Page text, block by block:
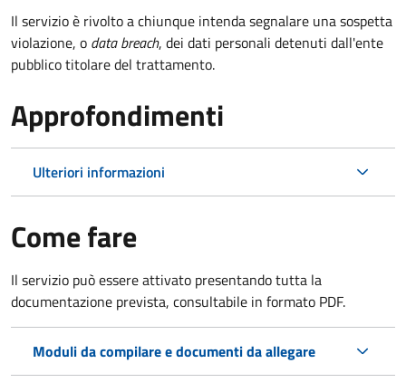
Il servizio è rivolto a chiunque intenda segnalare una sospetta
violazione, o data breach, dei dati personali detenuti dall'ente
pubblico titolare del trattamento.
Approfondimenti
Ulteriori informazioni
Come fare
Il servizio può essere attivato presentando tutta la
documentazione prevista, consultabile in formato PDF.
Moduli da compilare e documenti da allegare